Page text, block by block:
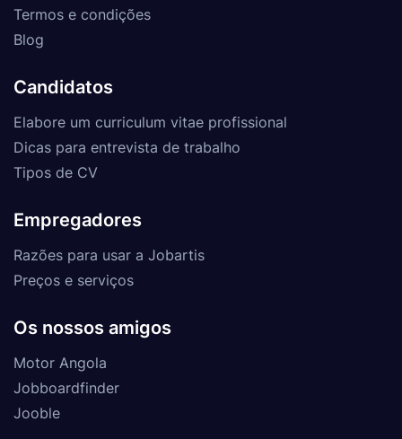
Termos e condições
Blog
Candidatos
Elabore um curriculum vitae profissional
Dicas para entrevista de trabalho
Tipos de CV
Empregadores
Razões para usar a Jobartis
Preços e serviços
Os nossos amigos
Motor Angola
Jobboardfinder
Jooble